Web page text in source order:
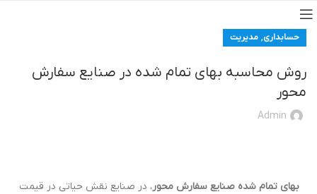
حسابداری, مدیریت
روش محاسبه بهای تمام شده در صنایع سفارش
محور
Admin
بهای تمام‌ شده صنایع سفارش محور، در صنایع نقش حیاتی در قیمت‌